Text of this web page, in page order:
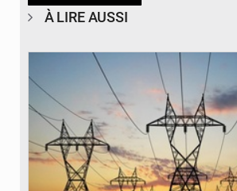
À LIRE AUSSI